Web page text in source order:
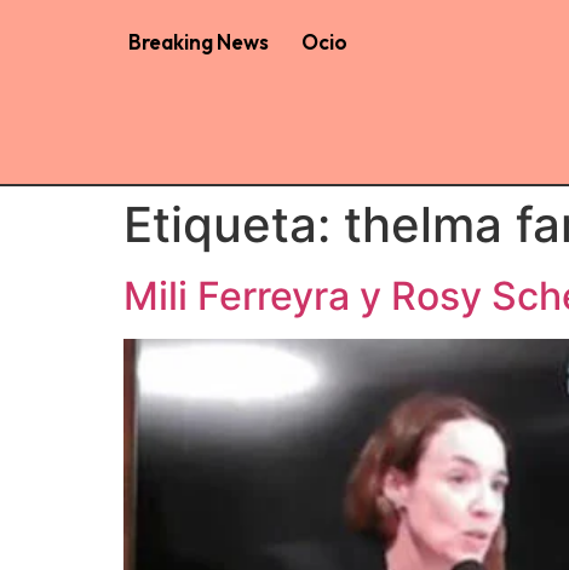
Breaking News Ocio
Etiqueta: thelma
Mili Ferreyra y Rosy